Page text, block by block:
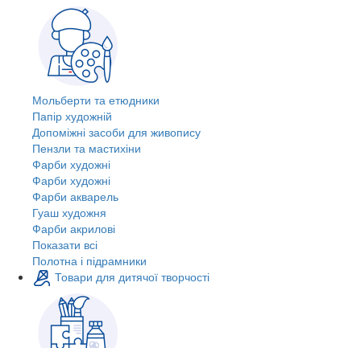
Мольберти та етюдники
Папір художній
Допоміжні засоби для живопису
Пензли та мастихіни
Фарби художні
Фарби художні
Фарби акварель
Гуаш художня
Фарби акрилові
Показати всі
Полотна і підрамники
Товари для дитячої творчості